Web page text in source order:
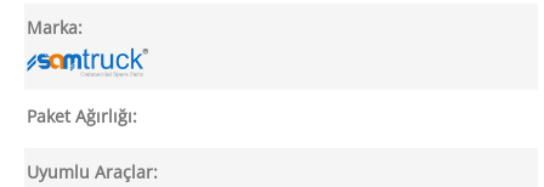
Marka:
Paket Ağırlığı:
Uyumlu Araçlar: